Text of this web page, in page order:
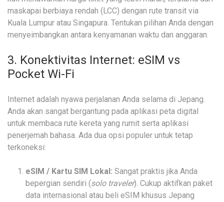
maskapai berbiaya rendah (LCC) dengan rute transit via
Kuala Lumpur atau Singapura. Tentukan pilihan Anda dengan
menyeimbangkan antara kenyamanan waktu dan anggaran.
3. Konektivitas Internet: eSIM vs
Pocket Wi-Fi
Internet adalah nyawa perjalanan Anda selama di Jepang.
Anda akan sangat bergantung pada aplikasi peta digital
untuk membaca rute kereta yang rumit serta aplikasi
penerjemah bahasa. Ada dua opsi populer untuk tetap
terkoneksi:
eSIM / Kartu SIM Lokal: Sangat praktis jika Anda
bepergian sendiri (solo traveler). Cukup aktifkan paket
data internasional atau beli eSIM khusus Jepang